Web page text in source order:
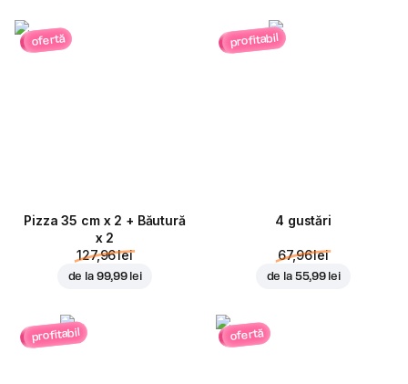
ofertă
Pizza 35 cm x 2 + Băutură
x 2
127,96 lei
de la 99,99 lei
profitabil
4 gustări
67,96 lei
de la 55,99 lei
profitabil ofertă